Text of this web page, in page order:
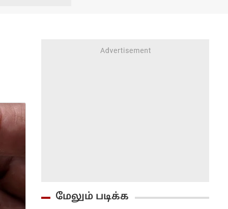
மேலும் படிக்க